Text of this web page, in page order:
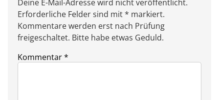
Deine E-Mail-Adresse wird nicht veröffentlicht.
Erforderliche Felder sind mit * markiert.
Kommentare werden erst nach Prüfung
freigeschaltet. Bitte habe etwas Geduld.
Kommentar*